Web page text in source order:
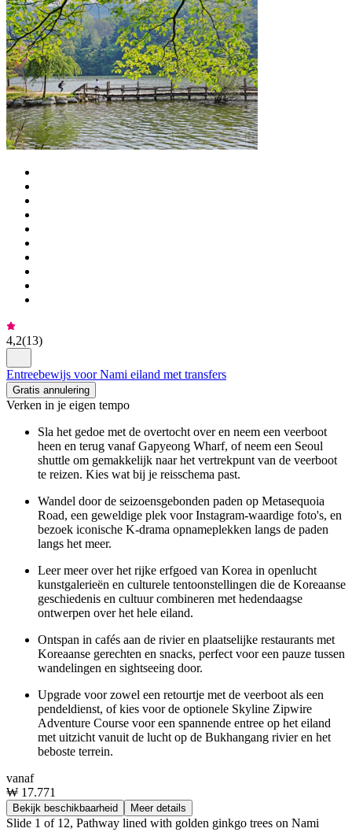
4,2(13)
Entreebewijs voor Nami eiland met transfers
Gratis annulering
Verken in je eigen tempo
Sla het gedoe met de overtocht over en neem een veerboot
heen en terug vanaf Gapyeong Wharf, of neem een Seoul
shuttle om gemakkelijk naar het vertrekpunt van de veerboot
te reizen. Kies wat bij je reisschema past.
Wandel door de seizoensgebonden paden op Metasequoia
Road, een geweldige plek voor Instagram-waardige foto's, en
bezoek iconische K-drama opnameplekken langs de paden
langs het meer.
Leer meer over het rijke erfgoed van Korea in openlucht
kunstgalerieën en culturele tentoonstellingen die de Koreaanse
geschiedenis en cultuur combineren met hedendaagse
ontwerpen over het hele eiland.
Ontspan in cafés aan de rivier en plaatselijke restaurants met
Koreaanse gerechten en snacks, perfect voor een pauze tussen
wandelingen en sightseeing door.
Upgrade voor zowel een retourtje met de veerboot als een
pendeldienst, of kies voor de optionele Skyline Zipwire
Adventure Course voor een spannende entree op het eiland
met uitzicht vanuit de lucht op de Bukhangang rivier en het
beboste terrein.
vanaf
₩ 17.771
Bekijk beschikbaarheid Meer details
Slide 1 of 12, Pathway lined with golden ginkgo trees on Nami